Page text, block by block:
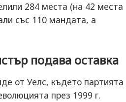
284 места (на 42 места
със 110 мандата, а
подава оставка
от Уелс, където партията
през 1999 г.